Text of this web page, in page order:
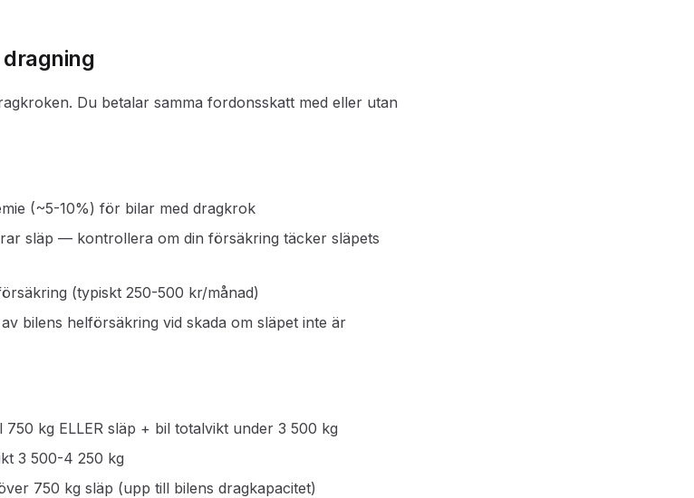
Du betalar samma fordonsskatt med eller utan
(~5-10%) för bilar med dragkrok
släp — kontrollera om din försäkring täcker släpets
(typiskt 250-500 kr/månad)
bilens helförsäkring vid skada om släpet inte är
kg ELLER släp + bil totalvikt under 3 500 kg
3 500-4 250 kg
750 kg släp (upp till bilens dragkapacitet)